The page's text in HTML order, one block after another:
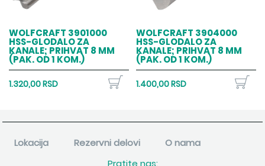
WOLFCRAFT 3901000
HSS-GLODALO ZA
KANALE; PRIHVAT 8 MM
(PAK. OD 1 KOM.)
1.320,00 RSD
WOLFCRAFT 3904000
HSS-GLODALO ZA
KANALE; PRIHVAT 8 MM
(PAK. OD 1 KOM.)
1.400,00 RSD
Lokacija Rezervni delovi
O nama
Pratite nas: